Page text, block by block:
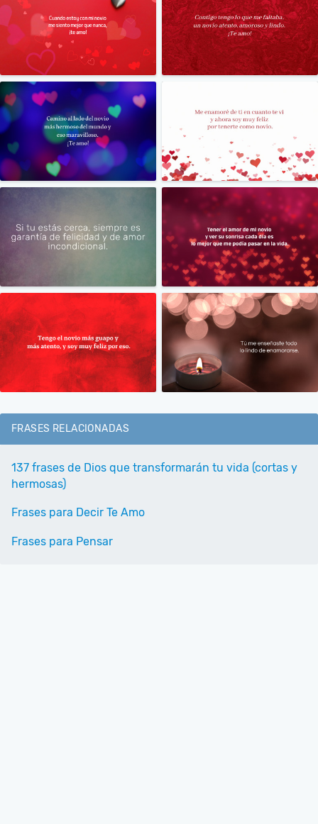
FRASES RELACIONADAS
137 frases de Dios que transformarán tu vida (cortas y
hermosas)
Frases para Decir Te Amo
Frases para Pensar